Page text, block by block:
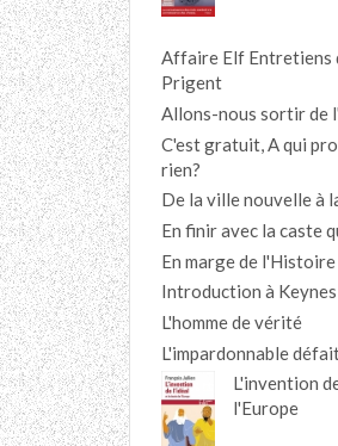
Affaire Elf Entretiens
Prigent
Allons-nous sortir de
C'est gratuit, A qui
rien?
De la ville nouvelle à
En finir avec la caste
En marge de
Introduction à Keynes
L'homme de vérité
L'impardonnable
L'invention
l'Europe